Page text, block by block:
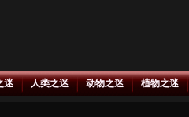
迷 人类之迷 动物之迷 植物之迷